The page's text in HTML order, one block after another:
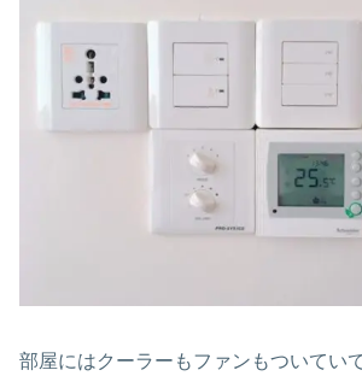
部屋にはクーラーもファンもついてい